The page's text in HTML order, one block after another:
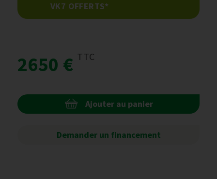
VK7 OFFERTS*
2650 € TTC
Ajouter au panier
Demander un financement